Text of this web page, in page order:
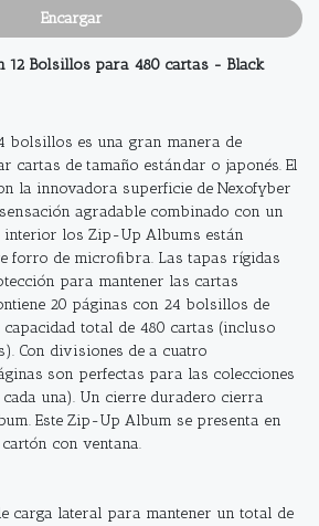
Encargar
12 Bolsillos para 480 cartas - Black
bolsillos es una gran manera de
cartas de tamaño estándar o japonés. El
la innovadora superficie de Nexofyber
agradable combinado con un
interior los Zip-Up Albums están
forro de microﬁbra. Las tapas rígidas
para mantener las cartas
20 páginas con 24 bolsillos de
total de 480 cartas (incluso
Con divisiones de a cuatro
son perfectas para las colecciones
cada una). Un cierre duradero cierra
Este Zip-Up Album se presenta en
con ventana.
carga lateral para mantener un total de